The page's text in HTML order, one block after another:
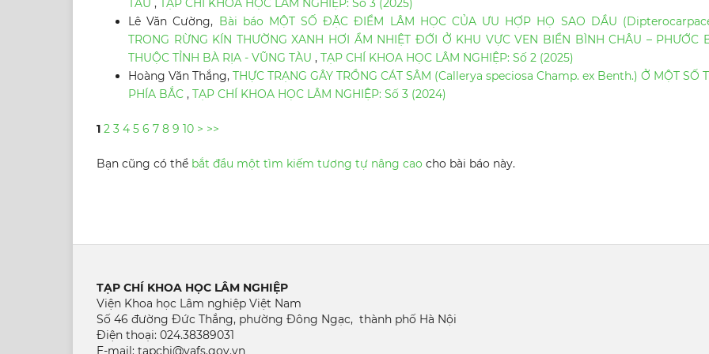
TÀU , TẠP CHÍ KHOA HỌC LÂM NGHIỆP: Số 3 (2025)
Lê Văn Cường, Bài báo MỘT SỐ ĐẶC ĐIỂM LÂM HỌC CỦA ƯU HỢP HỌ SAO DẦU
TRONG RỪNG KÍN THƯỜNG XANH HƠI ẨM NHIỆT ĐỚI Ở KHU VỰC VEN BIỂN BÌNH CHÂU – PHƯỚC
THUỘC TỈNH BÀ RỊA - VŨNG TÀU , TẠP CHÍ KHOA HỌC LÂM NGHIỆP: Số 2 (2025)
Hoàng Văn Thắng, THỰC TRẠNG GÂY TRỒNG CÁT SÂM (Callerya speciosa Champ. ex Benth.) Ở MỘT SỐ
PHÍA BẮC , TẠP CHÍ KHOA HỌC LÂM NGHIỆP: Số 3 (2024)
1 2 3 4 5 6 7 8 9 10 > >>
Bạn cũng có thể bắt đầu một tìm kiếm tương tự nâng cao cho bài báo này.
TẠP CHÍ KHOA HỌC LÂM NGHIỆP
Viện Khoa học Lâm nghiệp Việt Nam
Số 46 đường Đức Thắng, phường Đông Ngạc, thành phố Hà Nội
Điện thoại: 024.38389031
E-mail: tapchi@vafs.gov.vn